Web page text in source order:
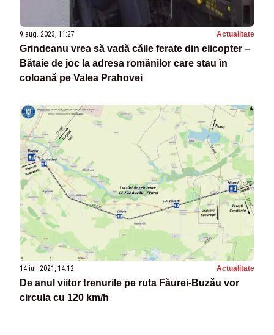
9 aug. 2023, 11:27 Actualitate
Grindeanu vrea să vadă căile ferate din elicopter –
Bătaie de joc la adresa românilor care stau în
coloană pe Valea Prahovei
14 iul. 2021, 14:12 Actualitate
De anul viitor trenurile pe ruta Făurei-Buzău vor
circula cu 120 km/h